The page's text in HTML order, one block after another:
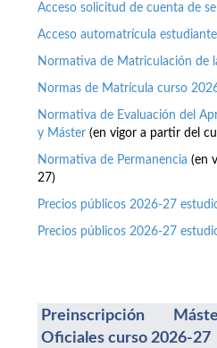
Acceso solicitud de cuenta de
Acceso automatrícula
Normativa de Matriculación de
Normas de Matrícula curso
Normativa de Evaluación del
y Máster (en vigor a partir del
Normativa de Permanencia (en
27)
Precios públicos 2026-27
Precios públicos 2026-27
Preinscripción
Oficiales curso 2026-27